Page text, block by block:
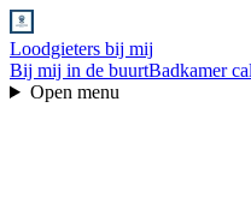
Loodgieters bij mij
Bij mij in de buurtBadkamer
Open menu